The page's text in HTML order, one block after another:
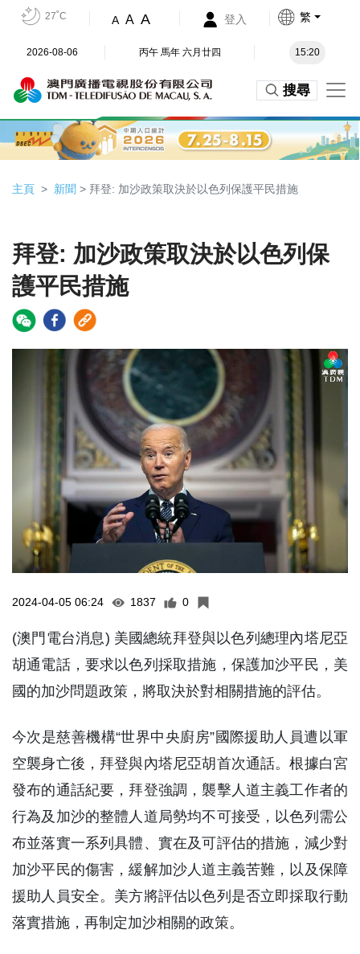
27˚C A A A 登入 繁
2026-08-06 丙午 馬年 六月廿四 15:20
搜尋
主頁 新聞 > 拜登: 加沙政策取決於以色列保護平民措施
拜登: 加沙政策取決於以色列保
護平民措施
2024-04-05 06:24 1837 0
(澳門電台消息) 美國總統拜登與以色列總理內塔尼亞
胡通電話，要求以色列採取措施，保護加沙平民，美
國的加沙問題政策，將取決於對相關措施的評估。
今次是慈善機構“世界中央廚房”國際援助人員遭以軍
空襲身亡後，拜登與內塔尼亞胡首次通話。根據白宮
發布的通話紀要，拜登強調，襲擊人道主義工作者的
行為及加沙的整體人道局勢均不可接受，以色列需公
布並落實一系列具體、實在及可評估的措施，減少對
加沙平民的傷害，緩解加沙人道主義苦難，以及保障
援助人員安全。美方將評估以色列是否立即採取行動
落實措施，再制定加沙相關的政策。